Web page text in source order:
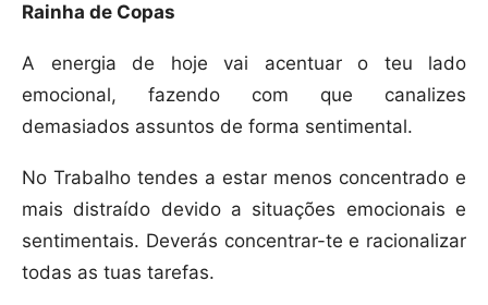
Rainha de Copas
A energia de hoje vai acentuar o teu lado
emocional, fazendo com que canalizes
demasiados assuntos de forma sentimental.
No Trabalho tendes a estar menos concentrado e
mais distraído devido a situações emocionais e
sentimentais. Deverás concentrar-te e racionalizar
todas as tuas tarefas.